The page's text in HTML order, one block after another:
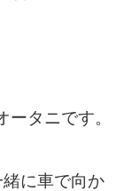
タニです。
に車で向か